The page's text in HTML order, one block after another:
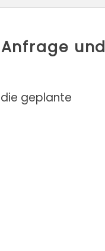
und
geplante